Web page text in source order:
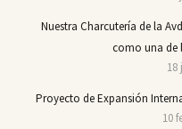
Nuestra Charcutería de la
como una de
18
Proyecto de Expansión
10